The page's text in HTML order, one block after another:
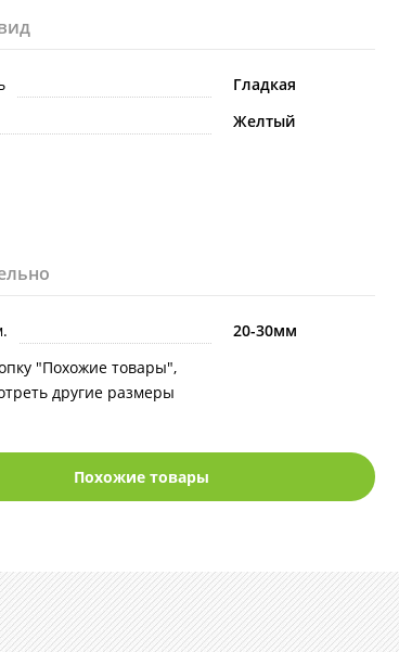
Гладкая
Желтый
20-30мм
"Похожие товары",
другие размеры
Похожие товары